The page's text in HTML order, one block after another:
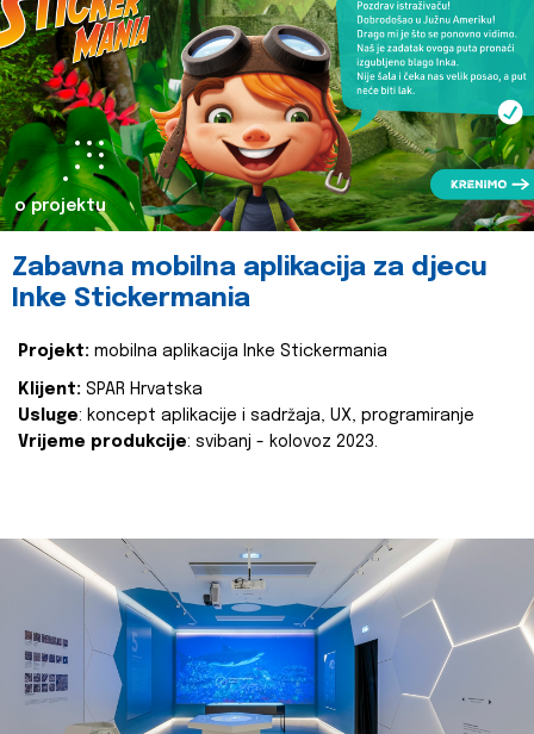
o projektu
Zabavna mobilna aplikacija za djecu
Inke Stickermania
Projekt: mobilna aplikacija Inke Stickermania
Klijent: SPAR Hrvatska
Usluge: koncept aplikacije i sadržaja, UX, programiranje
Vrijeme produkcije: svibanj - kolovoz 2023.